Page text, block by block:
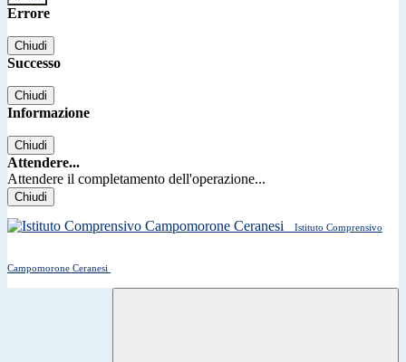
Errore
Chiudi
Successo
Chiudi
Informazione
Chiudi
Attendere...
Attendere il completamento dell'operazione...
Chiudi
Istituto Comprensivo
Campomorone Ceranesi